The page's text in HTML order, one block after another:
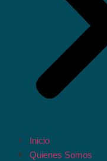
Inicio
Quienes Somos